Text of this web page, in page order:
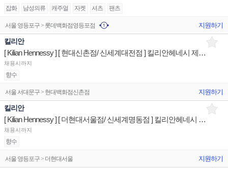
잡화 남성의류 캐주얼 자켓 셔츠 팬츠
서울 영등포구 > 롯데백화점영등포점 지원하기
킬리안
[ Kilian Hennessy ] [ 현대신촌점/ 신세계대전점 ] 킬리안헤네시 제품디스플레이 판매직원
채용시까지
향수
서울 서대문구 > 현대백화점신촌점 지원하기
킬리안
[ Kilian Hennessy ] [ 더현대서울점/ 신세계명동점 ] 킬리안헤네시 제품디스플레이 판매직원
채용시까지
향수
서울 영등포구 > 더현대서울 지원하기